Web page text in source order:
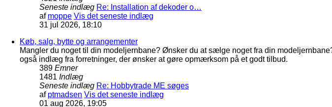
Seneste indlæg Re: Installation af dekoder o…
af moppe Vis det seneste indlæg
31 jul 2026, 18:10
Køb, salg, bytte og arrangementer
Mangler du noget til din modeljernbane? Ønsker du at sælge noget fra din
også indlæg fra forretninger, der ønsker at gøre opmærksom på et godt tilbud.
389 Emner
1481 Indlæg
Seneste indlæg Re: Hobbytrade ME søges
af ptmadsen Vis det seneste indlæg
01 aug 2026, 19:05